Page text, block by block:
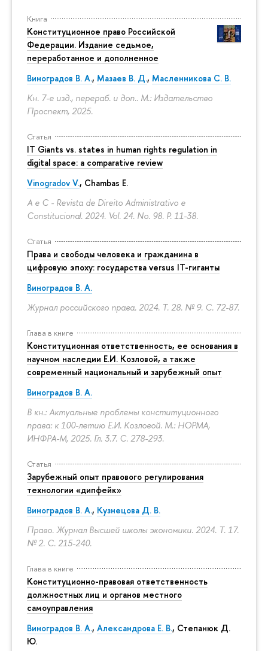
Книга
Конституционное право Российской
Федерации. Издание седьмое,
переработанное и дополненное
Виноградов В. А., Мазаев В. Д., Масленникова С. В.
Кн. 7-е изд., перераб. и доп.. М.: Издательство
Проспект, 2025.
Статья
IT Giants vs. states in human rights regulation in
digital space: a comparative review
Vinogradov V., Chambas E.
A e C - Revista de Direito Administrativo e
Constitucional. 2024. Vol. 24. No. 98. P. 11-38.
Статья
Права и свободы человека и гражданина в
цифровую эпоху: государства versus IT-гиганты
Виноградов В. А.
Журнал российского права. 2024. Т. 28. № 9. С. 72-87.
Глава в книге
Конституционная ответственность, ее основания в
научном наследии Е.И. Козловой, а также
современный национальный и зарубежный опыт
Виноградов В. А.
В кн.: Актуальные проблемы конституционного
права: к 100-летию Е.И. Козловой. М.: НОРМА,
ИНФРА-М, 2025. Гл. 3.7. С. 278-293.
Статья
Зарубежный опыт правового регулирования
технологии «дипфейк»
Виноградов В. А., Кузнецова Д. В.
Право. Журнал Высшей школы экономики. 2024. Т. 17.
№ 2. С. 215-240.
Глава в книге
Конституционно-правовая ответственность
должностных лиц и органов местного
самоуправления
Виноградов В. А., Александрова Е. В., Степанюк Д.
Ю.